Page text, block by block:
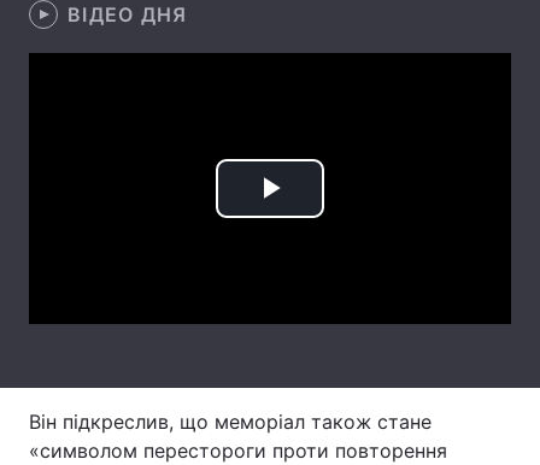
Головна
Наука
Лайт
Здоров'я Туризм
Екологія Регіони
ВІДЕО ДНЯ
Play
Він підкреслив, що меморіал також стане
«символом перестороги проти повторення